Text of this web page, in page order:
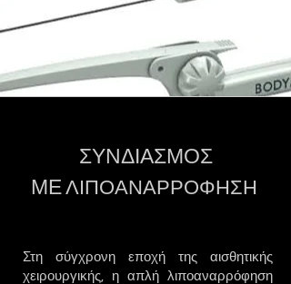
ΣΥΝΔΙΑΣΜΟΣ
ΜΕΛΙΠΟΑΝΑΡΡΟΦΗΣΗ
Στη σύγχρονη εποχή της αισθητικής
χειρουργικής, η απλή λιποαναρρόφηση